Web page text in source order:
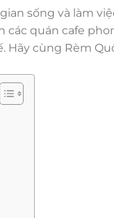
sống và làm
quán cafe
cùng Rèm